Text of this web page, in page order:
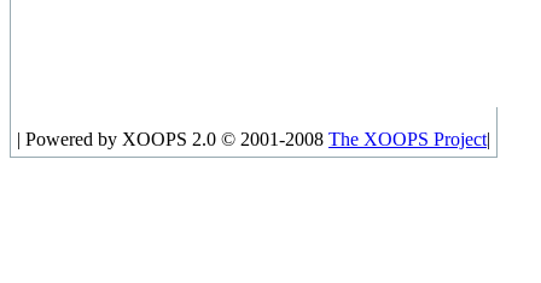
| Powered by XOOPS 2.0 © 2001-2008 The XOOPS Project|